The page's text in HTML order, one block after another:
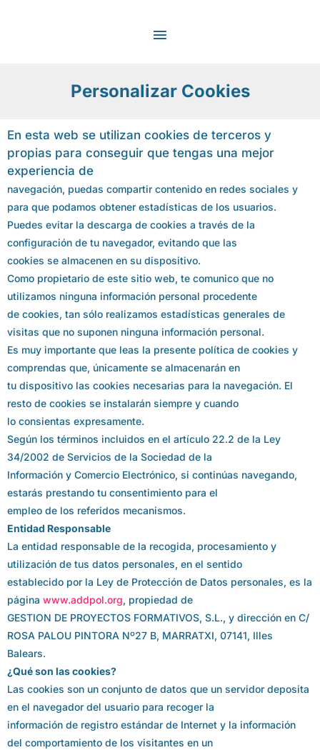
Personalizar Cookies
En esta web se utilizan cookies de terceros y
propias para conseguir que tengas una mejor
experiencia de
navegación, puedas compartir contenido en redes sociales y
para que podamos obtener estadísticas de los usuarios.
Puedes evitar la descarga de cookies a través de la
configuración de tu navegador, evitando que las
cookies se almacenen en su dispositivo.
Como propietario de este sitio web, te comunico que no
utilizamos ninguna información personal procedente
de cookies, tan sólo realizamos estadísticas generales de
visitas que no suponen ninguna información personal.
Es muy importante que leas la presente política de cookies y
comprendas que, únicamente se almacenarán en
tu dispositivo las cookies necesarias para la navegación. El
resto de cookies se instalarán siempre y cuando
lo consientas expresamente.
Según los términos incluidos en el artículo 22.2 de la Ley
34/2002 de Servicios de la Sociedad de la
Información y Comercio Electrónico, si continúas navegando,
estarás prestando tu consentimiento para el
empleo de los referidos mecanismos.
Entidad Responsable
La entidad responsable de la recogida, procesamiento y
utilización de tus datos personales, en el sentido
establecido por la Ley de Protección de Datos personales, es la
página www.addpol.org, propiedad de
GESTION DE PROYECTOS FORMATIVOS, S.L., y dirección en C/
ROSA PALOU PINTORA Nº27 B, MARRATXI, 07141, Illes
Balears.
¿Qué son las cookies?
Las cookies son un conjunto de datos que un servidor deposita
en el navegador del usuario para recoger la
información de registro estándar de Internet y la información
del comportamiento de los visitantes en un